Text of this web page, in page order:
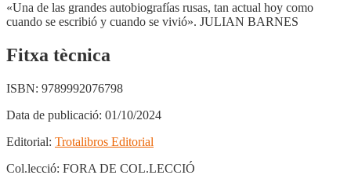
«Una de las grandes autobiografías rusas, tan actual hoy como
cuando se escribió y cuando se vivió». JULIAN BARNES
Fitxa tècnica
ISBN: 9789992076798
Data de publicació: 01/10/2024
Editorial: Trotalibros Editorial
Col.lecció: FORA DE COL.LECCIÓ